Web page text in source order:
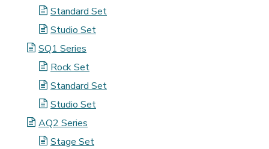
Standard Set
Studio Set
SQ1 Series
Rock Set
Standard Set
Studio Set
AQ2 Series
Stage Set